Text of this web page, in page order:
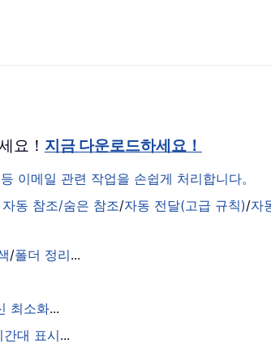
요！ 지금 다운로드하세요！
이메일 관련 작업을 손쉽게 처리합니다。
동 참조/숨은 참조/자동 전달(고급 규칙)/자
/폴더 정리...
최소화...
대 표시...